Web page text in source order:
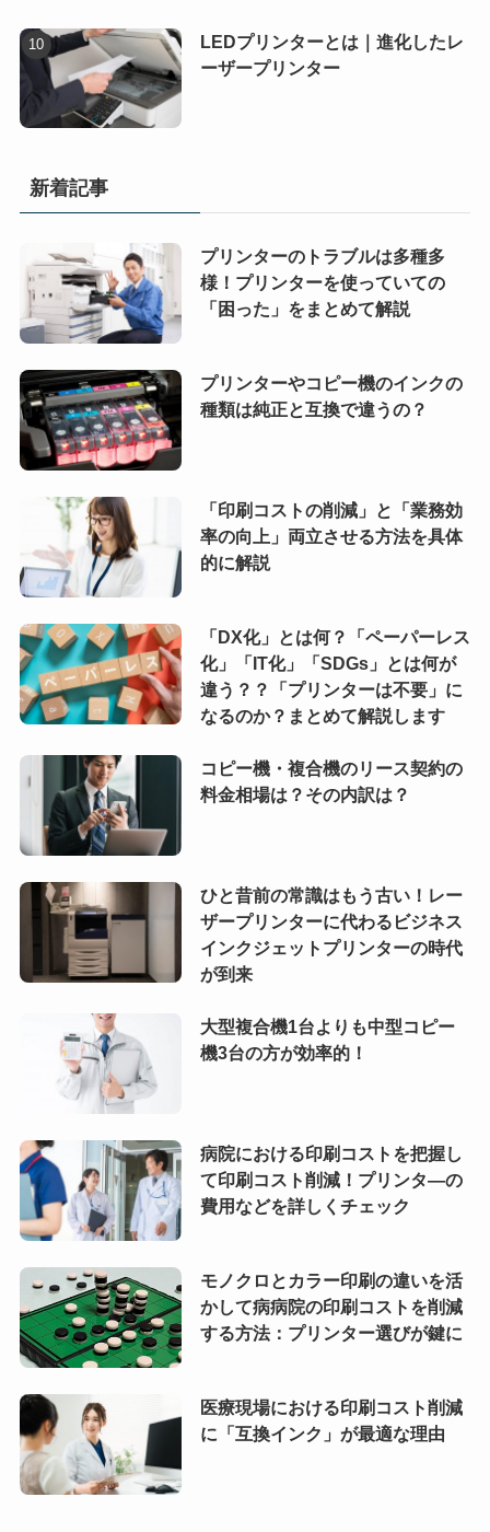
LEDプリンターとは｜進化したレ
ーザープリンター
新着記事
プリンターのトラブルは多種多
様！プリンターを使っていての
「困った」をまとめて解説
プリンターやコピー機のインクの
種類は純正と互換で違うの？
「印刷コストの削減」と「業務効
率の向上」両立させる方法を具体
的に解説
「DX化」とは何？「ペーパーレス
化」「IT化」「SDGs」とは何が
違う？？「プリンターは不要」に
なるのか？まとめて解説します
コピー機・複合機のリース契約の
料金相場は？その内訳は？
ひと昔前の常識はもう古い！レー
ザープリンターに代わるビジネス
インクジェットプリンターの時代
が到来
大型複合機1台よりも中型コピー
機3台の方が効率的！
病院における印刷コストを把握し
て印刷コスト削減！プリンタ―の
費用などを詳しくチェック
モノクロとカラー印刷の違いを活
かして病病院の印刷コストを削減
する方法：プリンター選びが鍵に
医療現場における印刷コスト削減
に「互換インク」が最適な理由